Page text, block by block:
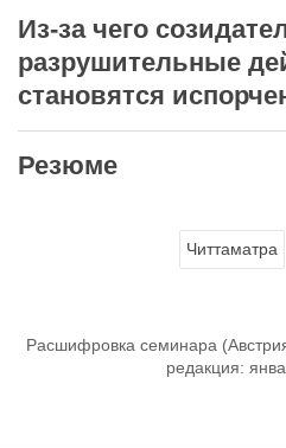
Из-за чего
разрушительные
становятся
Резюме
Читтаматра
Расшифровка семинара
редакция: